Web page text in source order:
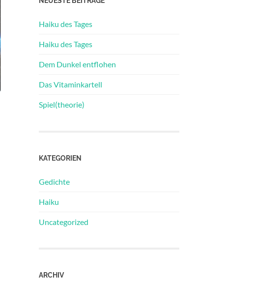
Haiku des Tages
Haiku des Tages
Dem Dunkel entflohen
Das Vitaminkartell
Spiel(theorie)
KATEGORIEN
Gedichte
Haiku
Uncategorized
ARCHIV